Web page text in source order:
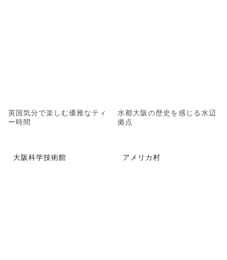
英国気分で楽しむ優雅なティ
ー時間
水都大阪の歴史を感じる水辺
拠点
大阪科学技術館 アメリカ村